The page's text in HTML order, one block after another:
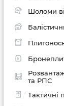
Шоломи
та РПС
Тактичні